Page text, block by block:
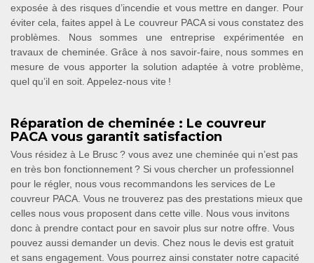
exposée à des risques d’incendie et vous mettre en danger. Pour
éviter cela, faites appel à Le couvreur PACA si vous constatez des
problèmes. Nous sommes une entreprise expérimentée en
travaux de cheminée. Grâce à nos savoir-faire, nous sommes en
mesure de vous apporter la solution adaptée à votre problème,
quel qu’il en soit. Appelez-nous vite !
Réparation de cheminée : Le couvreur
PACA vous garantit satisfaction
Vous résidez à Le Brusc ? vous avez une cheminée qui n’est pas
en très bon fonctionnement ? Si vous chercher un professionnel
pour le régler, nous vous recommandons les services de Le
couvreur PACA. Vous ne trouverez pas des prestations mieux que
celles nous vous proposent dans cette ville. Nous vous invitons
donc à prendre contact pour en savoir plus sur notre offre. Vous
pouvez aussi demander un devis. Chez nous le devis est gratuit
et sans engagement. Vous pourrez ainsi constater notre capacité